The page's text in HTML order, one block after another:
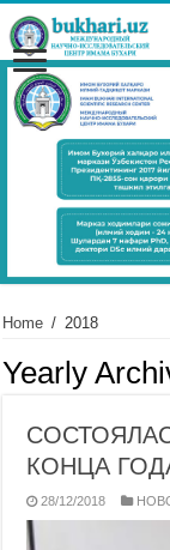
Home / 2018
Yearly
КОНЦА
28/12/2018